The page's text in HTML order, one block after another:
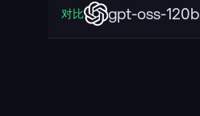
对比 gpt-oss-120b